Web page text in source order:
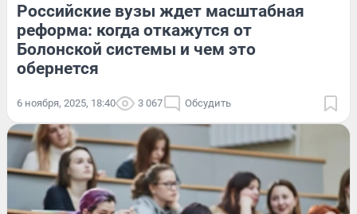
Российские вузы ждет масштабная
реформа: когда откажутся от
Болонской системы и чем это
обернется
6 ноября, 2025, 18:40 3 067 Обсудить